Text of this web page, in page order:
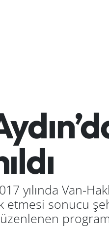
yılında Van-
etmesi sonucu